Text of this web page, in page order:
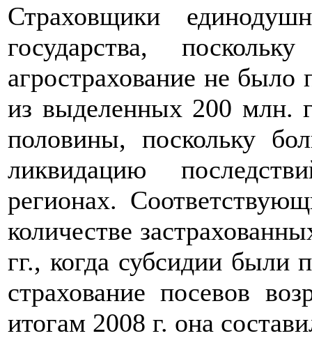
Страховщики
государства,
агрострахование не было
из выделенных 200 млн.
половины, поскольку
ликвидацию
регионах.
количестве
гг., когда субсидии были
страхование посевов
итогам 2008 г. она